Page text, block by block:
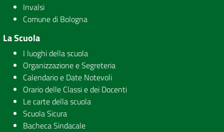
Invalsi
Comune di Bologna
La Scuola
I luoghi della scuola
Organizzazione e Segreteria
Calendario e Date Notevoli
Orario delle Classi e dei Docenti
Le carte della scuola
Scuola Sicura
Bacheca Sindacale